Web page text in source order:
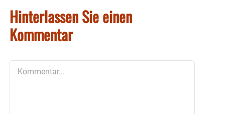
Hinterlassen Sie einen
Kommentar